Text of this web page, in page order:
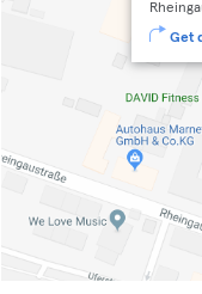
Get